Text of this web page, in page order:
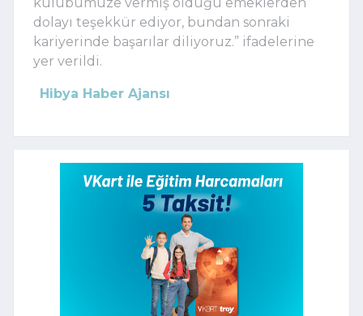
dolayı teşekkür ediyor, bundan sonraki
kariyerinde başarılar diliyoruz.” ifadelerine
yer verildi.
Hibya Haber Ajansı